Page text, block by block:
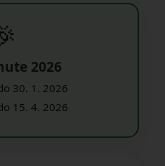
2026
30. 1. 2026
15. 4. 2026